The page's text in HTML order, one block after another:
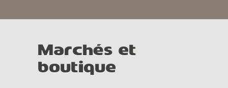
Marchés et
boutique